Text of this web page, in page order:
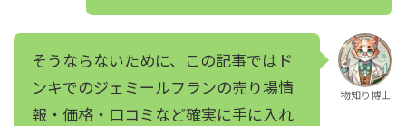
そうならないために、この記事ではド
ンキでのジェミールフランの売り場情
報・価格・口コミなど確実に手に入れ
物知り博士